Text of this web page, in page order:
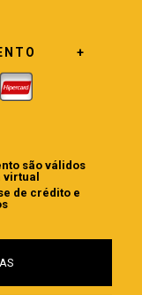
são válidos
de crédito e